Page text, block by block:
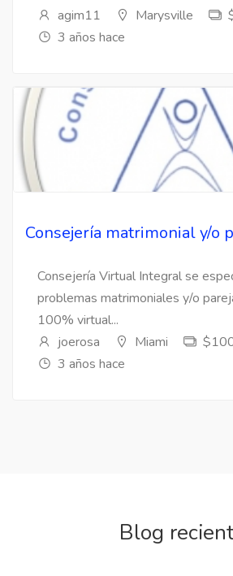
agim11
Marysville
3 años hace
Consejería matrimonial y/o
Consejería Virtual Integral se
problemas matrimoniales y/o
100% virtual...
joerosa
Miami
3 años hace
Blog